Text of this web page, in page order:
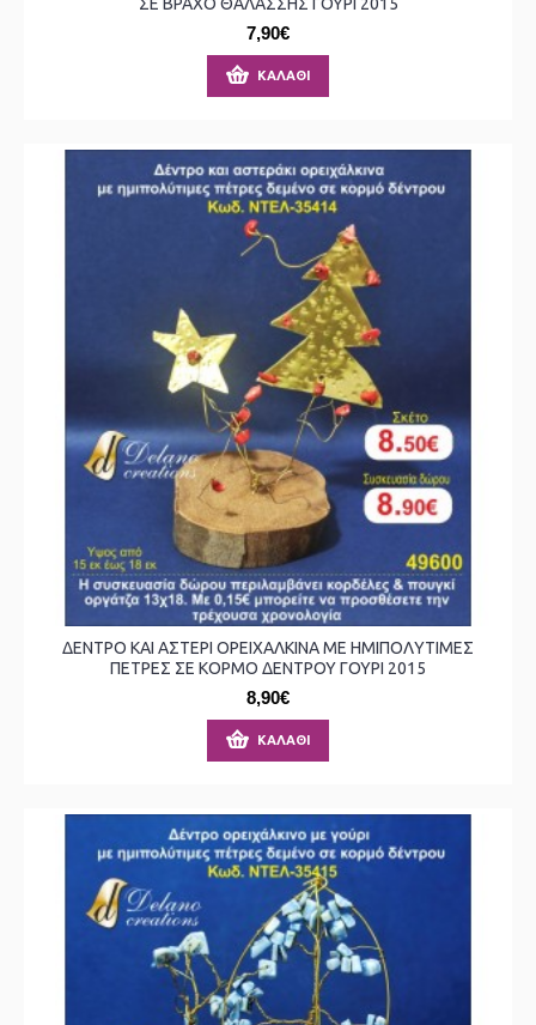
ΣΕ ΒΡΑΧΟ ΘΑΛΑΣΣΗΣ ΓΟΥΡΙ 2015
7,90€
ΚΑΛΆΘΙ
ΔΕΝΤΡΟ ΚΑΙ ΑΣΤΕΡΙ ΟΡΕΙΧΑΛΚΙΝΑ ΜΕ ΗΜΙΠΟΛΥΤΙΜΕΣ
ΠΕΤΡΕΣ ΣΕ ΚΟΡΜΟ ΔΕΝΤΡΟΥ ΓΟΥΡΙ 2015
8,90€
ΚΑΛΆΘΙ